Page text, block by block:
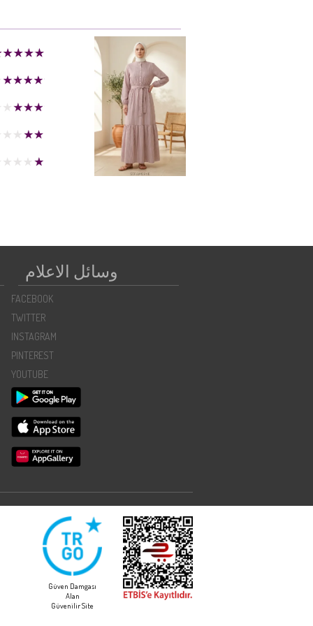
وسائل الاعلام
FACEBOOK
TWITTER
INSTAGRAM
PINTEREST
YOUTUBE
Güven Damgası
Alan
Güvenilir Site